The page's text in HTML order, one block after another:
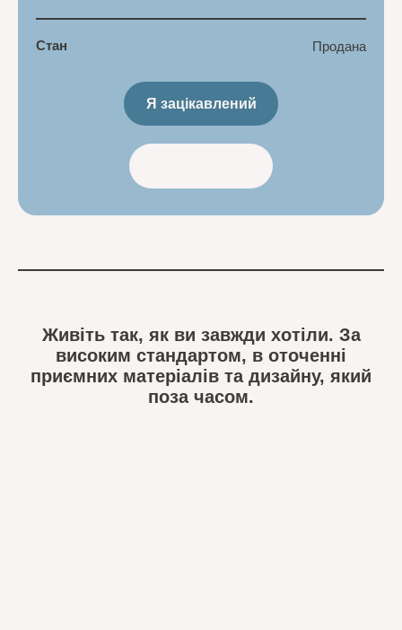
Стан Продана
Я зацікавлений
Живіть так, як ви завжди хотіли. За
високим стандартом, в оточенні
приємних матеріалів та дизайну, який
поза часом.